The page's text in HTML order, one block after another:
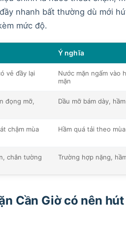
nhanh bất thường dù mới
mức độ.
Ý nghĩa
vẻ đầy lại
Nước mặn ngấm vào
mặn
đọng mỡ,
Dầu mỡ bám dày,
chậm mùa
Hầm quá tải theo
chân tường
Trường hợp nặng,
Cần Giờ có nên